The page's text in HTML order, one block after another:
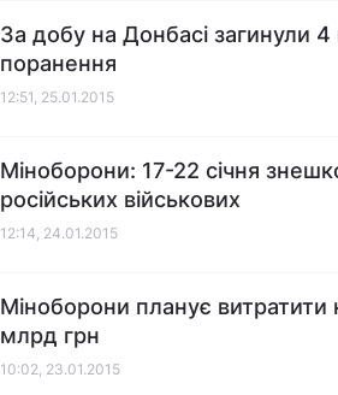
За добу на Донбасі загинули
поранення
12:51, 25.01.2015
Міноборони: 17-22 січня
російських військових
12:14, 24.01.2015
Міноборони планує
млрд грн
10:02, 23.01.2015